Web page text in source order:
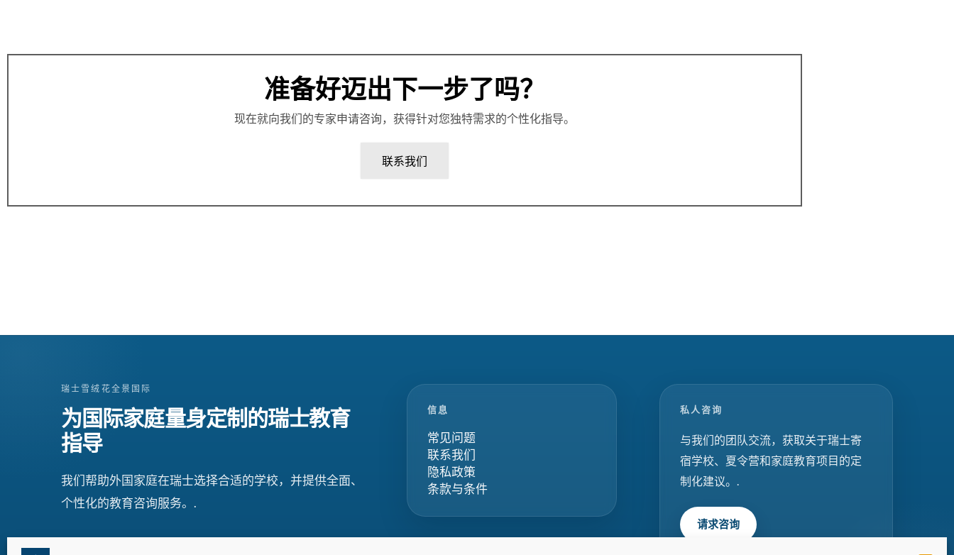
准备好迈出下一步了吗？
现在就向我们的专家申请咨询，获得针对您独特需求的个性化指导。
联系我们
瑞士雪绒花全景国际
为国际家庭量身定制的瑞士教育
指导
我们帮助外国家庭在瑞士选择合适的学校，并提供全面、
个性化的教育咨询服务。.
信息
常见问题
联系我们
隐私政策
条款与条件
私人咨询
与我们的团队交流，获取关于瑞士寄
宿学校、夏令营和家庭教育项目的定
制化建议。.
请求咨询